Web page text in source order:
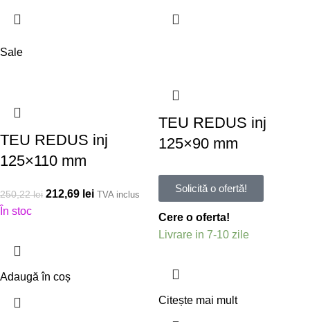
Sale
TEU REDUS inj
125×110 mm
250,22lei 212,69 lei TVA inclus
În stoc
Adaugă în coș
TEU REDUS inj
125×90 mm
Solicită o ofertă!
Cere o oferta!
Livrare in 7-10 zile
Citește mai mult